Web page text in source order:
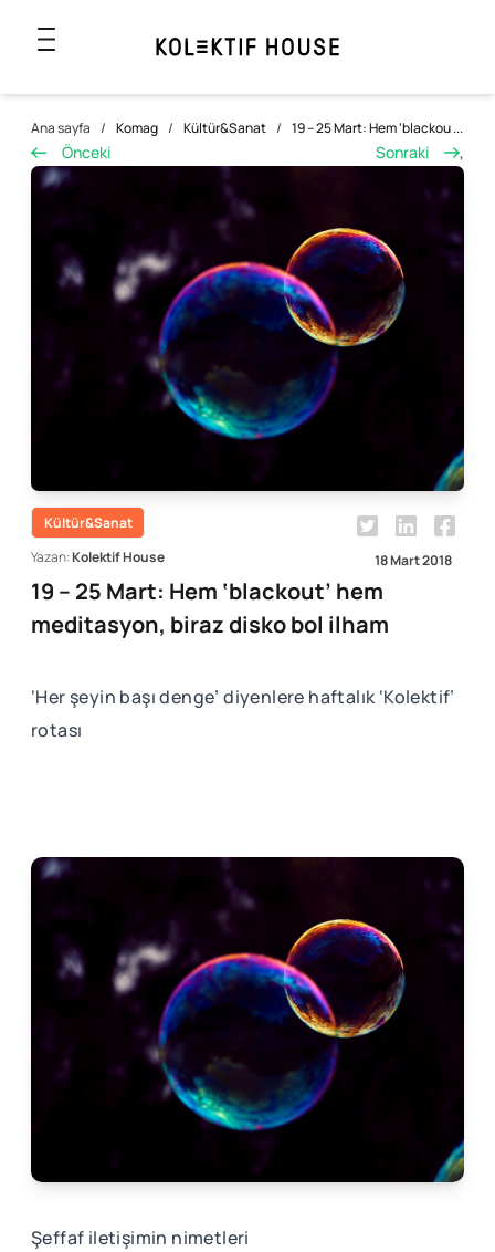
Ana sayfa / Komag / Kültür&Sanat / 19 – 25 Mart: Hem ‘blackou ...
Önceki Sonraki ,
Kültür&Sanat
Yazan:Kolektif House 18 Mart 2018
19 – 25 Mart: Hem ‘blackout’ hem
meditasyon, biraz disko bol ilham
‘Her şeyin başı denge’ diyenlere haftalık ‘Kolektif’
rotası
Şeffaf iletişimin nimetleri